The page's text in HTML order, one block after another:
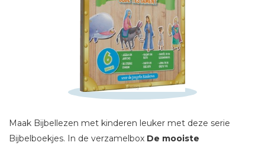
Maak Bijbellezen met kinderen leuker met deze serie
Bijbelboekjes. In de verzamelbox De mooiste
Schrijf hieronder je review!